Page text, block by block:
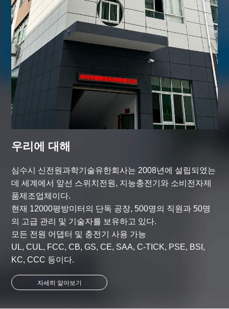
우리에 대해
심수시 신전원과학기술유한회사는 2008년에 설립되였는
데 세계에서 앞선 스위치전원, 지능충전기와 소비전자제
품제조업체이다.
현재 12000평방미터의 단독 공장, 500명의 직원과 50명
의 고급 관리 및 기술자를 보유하고 있다.
모든 전원 어댑터 및 충전기 사용 가능
UL, CUL, FCC, CB, GS, CE, SAA, C-TICK, PSE, BSI,
KC, CCC 등이다.
자세히 알아보기